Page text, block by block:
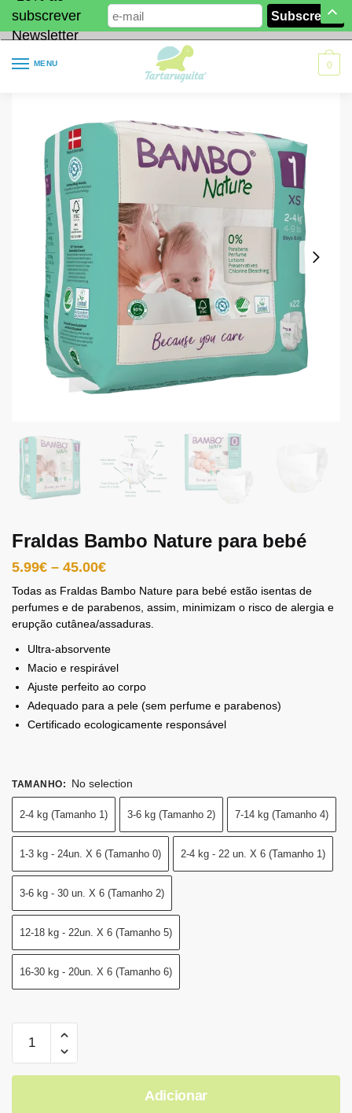
subscrever
Newsletter
MENU 0
Fraldas Bambo Nature para bebé
5.99€ – 45.00€
Todas as Fraldas Bambo Nature para bebé estão isentas de
perfumes e de parabenos, assim, minimizam o risco de alergia e
erupção cutânea/assaduras.
Ultra-absorvente
Macio e respirável
Ajuste perfeito ao corpo
Adequado para a pele (sem perfume e parabenos)
Certificado ecologicamente responsável
TAMANHO: No selection
2-4 kg (Tamanho 1) 3-6 kg (Tamanho 2) 7-14 kg (Tamanho 4)
1-3 kg - 24un. X 6 (Tamanho 0) 2-4 kg - 22 un. X 6 (Tamanho 1)
3-6 kg - 30 un. X 6 (Tamanho 2)
12-18 kg - 22un. X 6 (Tamanho 5)
16-30 kg - 20un. X 6 (Tamanho 6)
Adicionar